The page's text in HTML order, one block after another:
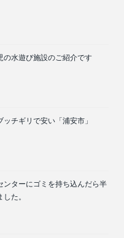
の水遊び施設のご紹介です
チギリで安い「浦安市」
ンターにゴミを持ち込んだら半
た。